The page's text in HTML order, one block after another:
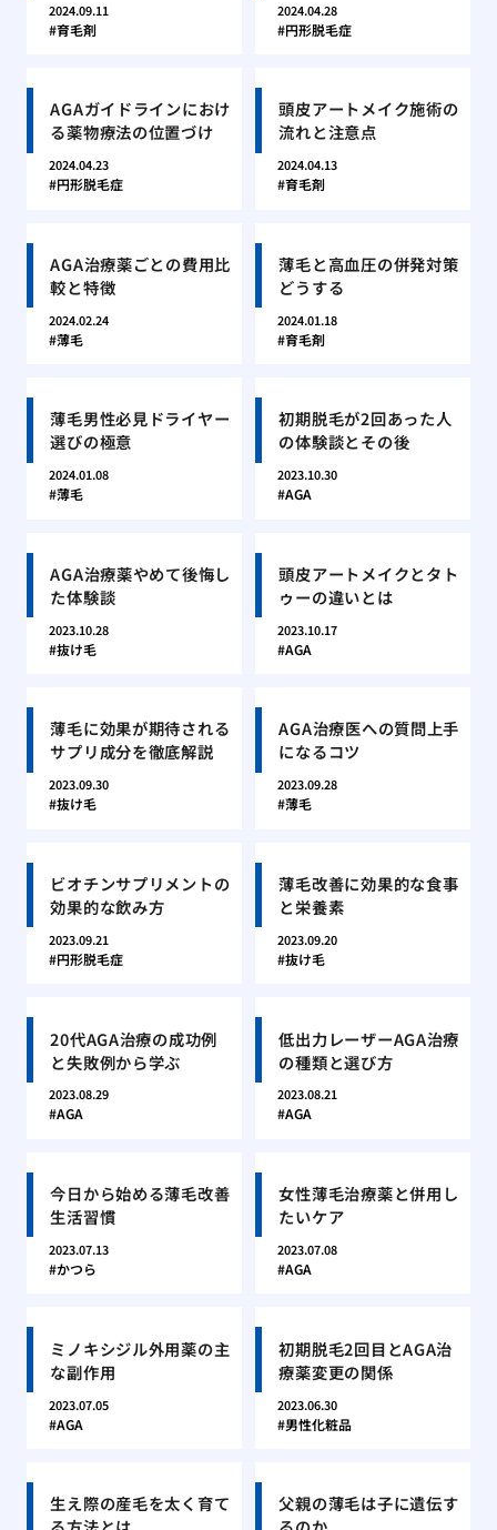
2024.09.11
育毛剤
2024.04.28
円形脱毛症
AGAガイドラインにおけ
る薬物療法の位置づけ
2024.04.23
円形脱毛症
頭皮アートメイク施術の
流れと注意点
2024.04.13
育毛剤
AGA治療薬ごとの費用比
較と特徴
2024.02.24
薄毛
薄毛と高血圧の併発対策
どうする
2024.01.18
育毛剤
薄毛男性必見ドライヤー
選びの極意
2024.01.08
薄毛
初期脱毛が2回あった人
の体験談とその後
2023.10.30
AGA
AGA治療薬やめて後悔し
た体験談
2023.10.28
抜け毛
頭皮アートメイクとタト
ゥーの違いとは
2023.10.17
AGA
薄毛に効果が期待される
サプリ成分を徹底解説
2023.09.30
抜け毛
AGA治療医への質問上手
になるコツ
2023.09.28
薄毛
ビオチンサプリメントの
効果的な飲み方
2023.09.21
円形脱毛症
薄毛改善に効果的な食事
と栄養素
2023.09.20
抜け毛
20代AGA治療の成功例
と失敗例から学ぶ
2023.08.29
AGA
低出力レーザーAGA治療
の種類と選び方
2023.08.21
AGA
今日から始める薄毛改善
生活習慣
2023.07.13
かつら
女性薄毛治療薬と併用し
たいケア
2023.07.08
AGA
ミノキシジル外用薬の主
な副作用
2023.07.05
AGA
初期脱毛2回目とAGA治
療薬変更の関係
2023.06.30
男性化粧品
生え際の産毛を太く育て
父親の薄毛は子に遺伝す